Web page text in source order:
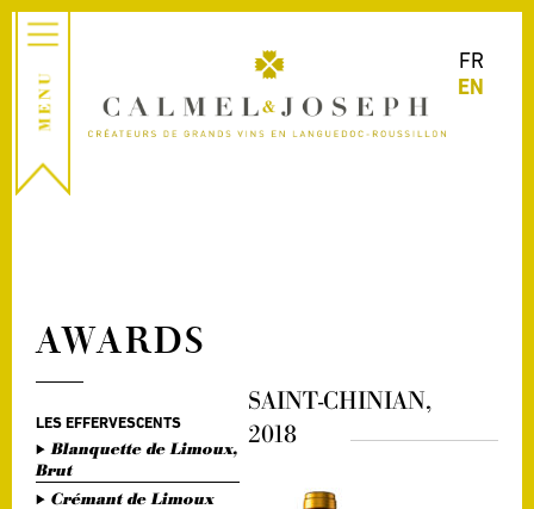
FR
EN
AWARDS
LES EFFERVESCENTS
Blanquette de Limoux,
Brut
Crémant de Limoux
SAINT-CHINIAN,
2018